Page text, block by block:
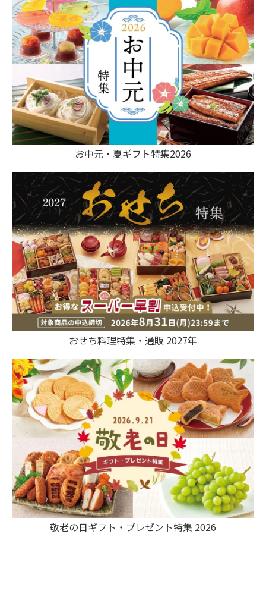
お中元・夏ギフト特集2026
おせち料理特集・通販 2027年
敬老の日ギフト・プレゼント特集 2026